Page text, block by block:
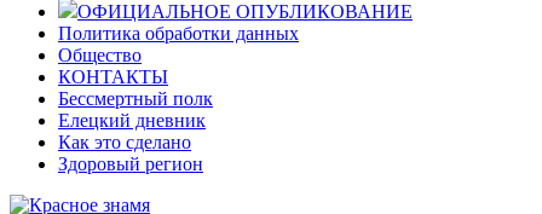
ОФИЦИАЛЬНОЕ ОПУБЛИКОВАНИЕ
Политика обработки данных
Общество
КОНТАКТЫ
Бессмертный полк
Елецкий дневник
Как это сделано
Здоровый регион